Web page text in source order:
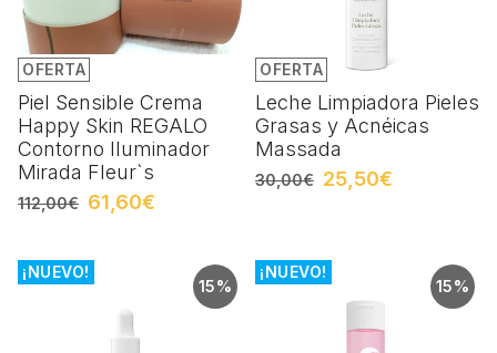
OFERTA
Piel Sensible Crema
Happy Skin REGALO
Contorno Iluminador
Mirada Fleur`s
112,00€ 61,60€
OFERTA
Leche Limpiadora Pieles
Grasas y Acnéicas
Massada
30,00€ 25,50€
15%
¡NUEVO!
15%
¡NUEVO!